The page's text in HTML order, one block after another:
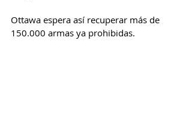
Ottawa espera así recuperar más de
150.000 armas ya prohibidas.